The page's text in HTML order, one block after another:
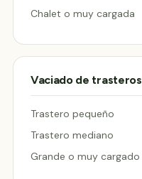
Chalet o muy cargada
Vaciado de trasteros
Trastero pequeño
Trastero mediano
Grande o muy cargado